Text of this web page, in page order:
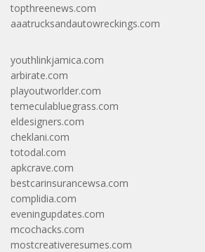
topthreenews.com
aaatrucksandautowreckings.com
youthlinkjamica.com
arbirate.com
playoutworlder.com
temeculabluegrass.com
eldesigners.com
cheklani.com
totodal.com
apkcrave.com
bestcarinsurancewsa.com
complidia.com
eveningupdates.com
mcochacks.com
mostcreativeresumes.com